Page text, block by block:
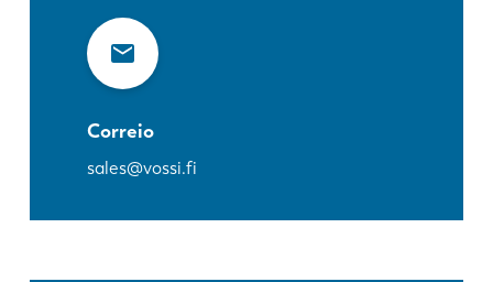
Correio
sales@vossi.fi